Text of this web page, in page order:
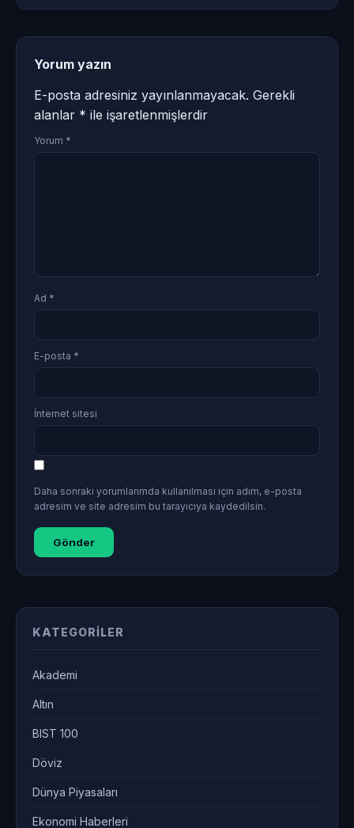
Yorum yazın
E-posta adresiniz yayınlanmayacak. Gerekli
alanlar * ile işaretlenmişlerdir
Yorum *
Ad *
E-posta *
İnternet sitesi
Daha sonraki yorumlarımda kullanılması için adım, e-posta
adresim ve site adresim bu tarayıcıya kaydedilsin.
KATEGORILER
Akademi
Altın
BIST 100
Döviz
Dünya Piyasaları
Ekonomi Haberleri